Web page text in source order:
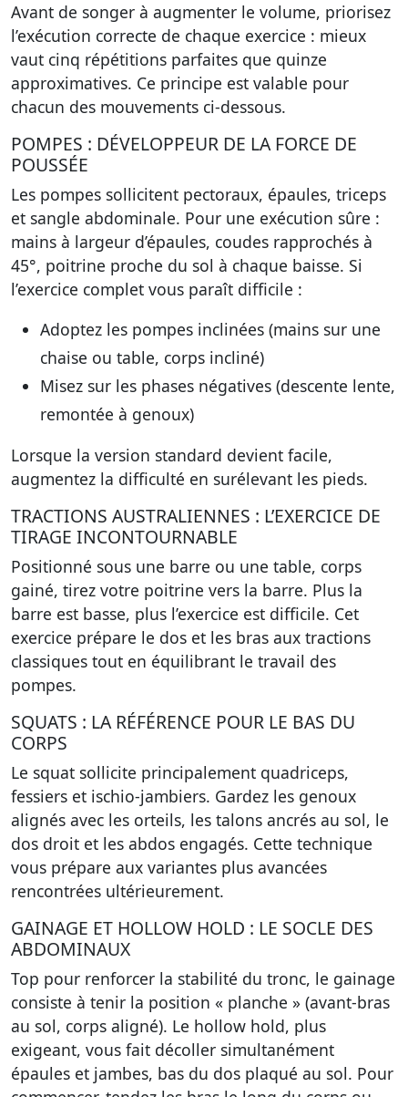
Avant de songer à augmenter le volume, priorisez
l’exécution correcte de chaque exercice : mieux
vaut cinq répétitions parfaites que quinze
approximatives. Ce principe est valable pour
chacun des mouvements ci-dessous.
POMPES : DÉVELOPPEUR DE LA FORCE DE
POUSSÉE
Les pompes sollicitent pectoraux, épaules, triceps
et sangle abdominale. Pour une exécution sûre :
mains à largeur d’épaules, coudes rapprochés à
45°, poitrine proche du sol à chaque baisse. Si
l’exercice complet vous paraît difficile :
Adoptez les pompes inclinées (mains sur une
chaise ou table, corps incliné)
Misez sur les phases négatives (descente lente,
remontée à genoux)
Lorsque la version standard devient facile,
augmentez la difficulté en surélevant les pieds.
TRACTIONS AUSTRALIENNES : L’EXERCICE DE
TIRAGE INCONTOURNABLE
Positionné sous une barre ou une table, corps
gainé, tirez votre poitrine vers la barre. Plus la
barre est basse, plus l’exercice est difficile. Cet
exercice prépare le dos et les bras aux tractions
classiques tout en équilibrant le travail des
pompes.
SQUATS : LA RÉFÉRENCE POUR LE BAS DU
CORPS
Le squat sollicite principalement quadriceps,
fessiers et ischio-jambiers. Gardez les genoux
alignés avec les orteils, les talons ancrés au sol, le
dos droit et les abdos engagés. Cette technique
vous prépare aux variantes plus avancées
rencontrées ultérieurement.
GAINAGE ET HOLLOW HOLD : LE SOCLE DES
ABDOMINAUX
Top pour renforcer la stabilité du tronc, le gainage
consiste à tenir la position « planche » (avant-bras
au sol, corps aligné). Le hollow hold, plus
exigeant, vous fait décoller simultanément
épaules et jambes, bas du dos plaqué au sol. Pour